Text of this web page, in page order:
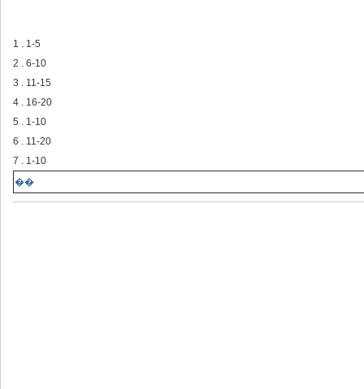
1 . 1-5
2 . 6-10
3 . 11-15
4 . 16-20
5 . 1-10
6 . 11-20
7 . 1-10
��